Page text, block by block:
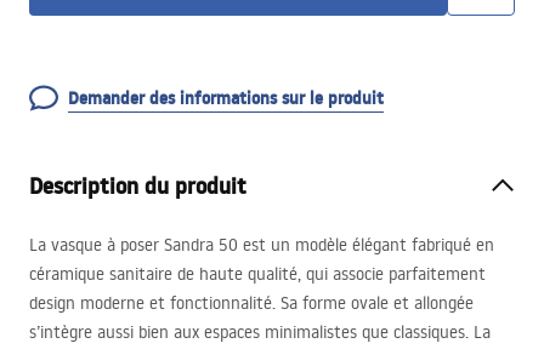
Demander des informations sur le produit
Description du produit
La vasque à poser Sandra 50 est un modèle élégant fabriqué en
céramique sanitaire de haute qualité, qui associe parfaitement
design moderne et fonctionnalité. Sa forme ovale et allongée
s’intègre aussi bien aux espaces minimalistes que classiques. La